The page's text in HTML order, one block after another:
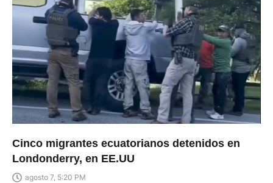
Cinco migrantes ecuatorianos detenidos en
Londonderry, en EE.UU
agosto 7, 5:20 PM